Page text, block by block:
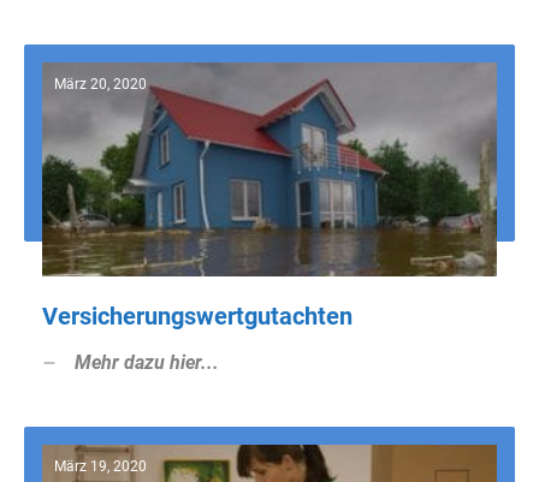
März 20, 2020
Versicherungswertgutachten
Mehr dazu hier...
März 19, 2020